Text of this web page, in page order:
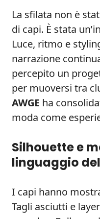
La sfilata non è
di capi. È stata
Luce, ritmo e
narrazione
percepito un
per muoversi tra
AWGE ha
moda come
Silhouette e
linguaggio
I capi hanno
Tagli asciutti e